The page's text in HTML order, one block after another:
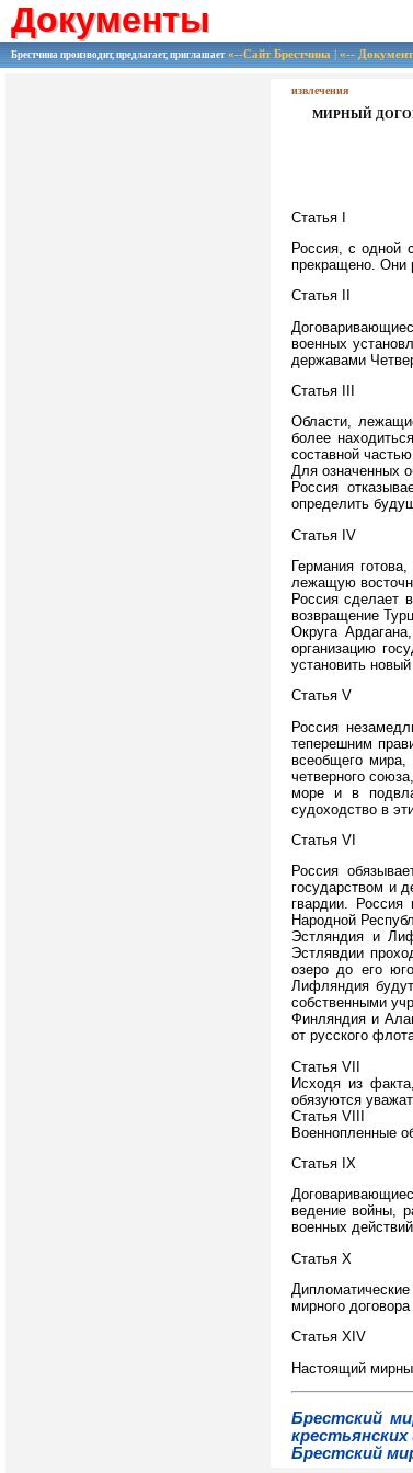
Документы
Документы
Брестчина производит, предлагает, приглашает «--Сайт Брестчина|«--
извлечения
МИРНЫЙ
Статья I
Россия, с одной
прекращено. Они
Статья II
военных
державами
Статья III
Области,
более
составной
Для означенных
Россия
определить
Статья IV
Германия
лежащую
Россия сделает
возвращение
Округа
организацию
установить
Статья V
Россия
теперешним
всеобщего
четверного
море и в
судоходство в
Статья VI
Россия
государством и
гвардии. Россия
Народной
Эстляндия и
Эстлявдии
озеро до его
Лифляндия
собственными
Финляндия и
от русского
Статья VII
Исходя из
обязуются
Статья VIII
Военнопленные
Статья IX
ведение войны,
военных
Статья X
мирного договора
Статья XIV
Настоящий
Брестский
крестьянских
Брестский